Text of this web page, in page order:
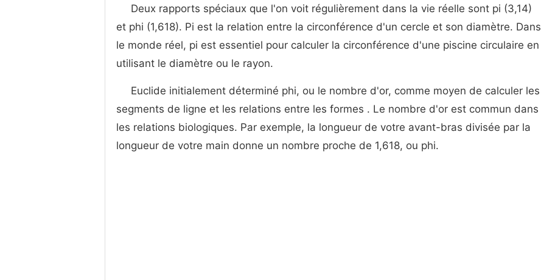
Deux rapports spéciaux que l'on voit régulièrement dans la vie réelle sont pi (3,14)
et phi (1,618). Pi est la relation entre la circonférence d'un cercle et son diamètre. Dans
le monde réel, pi est essentiel pour calculer la circonférence d'une piscine circulaire en
utilisant le diamètre ou le rayon.
Euclide initialement déterminé phi, ou le nombre d'or, comme moyen de calculer les
segments de ligne et les relations entre les formes . Le nombre d'or est commun dans
les relations biologiques. Par exemple, la longueur de votre avant-bras divisée par la
longueur de votre main donne un nombre proche de 1,618, ou phi.